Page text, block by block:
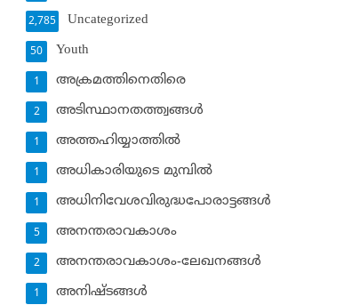
Uncategorized
2,785
Youth
50
അക്രമത്തിനെതിരെ
1
അടിസ്ഥാനതത്ത്വങ്ങള്‍
2
അത്തഹിയ്യാത്തില്‍
1
അധികാരിയുടെ മുമ്പില്‍
1
അധിനിവേശവിരുദ്ധപോരാട്ടങ്ങള്‍
1
അനന്തരാവകാശം
5
അനന്തരാവകാശം-ലേഖനങ്ങള്‍
2
അനിഷ്ടങ്ങള്‍
1